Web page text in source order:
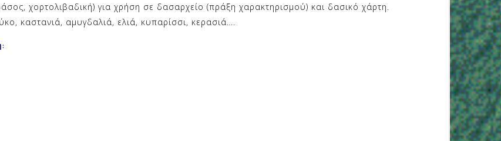
χορτολιβαδική) για χρήση σε δασαρχείο (πράξη χαρακτηρισμού) και δασικό χάρτη.
καστανιά, αμυγδαλιά, ελιά, κυπαρίσσι, κερασιά….